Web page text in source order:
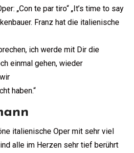
„Con te par tiro“ „It’s time to say
Franz hat die italienische
ich werde mit Dir die
einmal gehen, wieder
haben.“
italienische Oper mit sehr viel
alle im Herzen sehr tief berührt